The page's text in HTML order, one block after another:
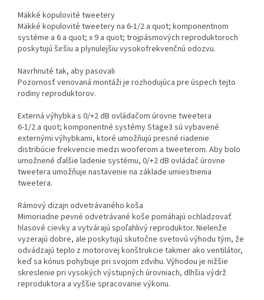
Mäkké kopulovité tweetery
Mäkké kopulovité tweetery na 6-1/2 a quot; komponentnom
systéme a 6 a quot; x 9 a quot; trojpásmových reproduktoroch
poskytujú širšiu a plynulejšiu vysokofrekvenčnú odozvu.
Navrhnuté tak, aby pasovali
Pozornosť venovaná montáži je rozhodujúca pre úspech tejto
rodiny reproduktorov.
Externá výhybka s 0/+2 dB ovládačom úrovne tweetera
6-1/2 a quot; komponentné systémy Stage3 sú vybavené
externými výhybkami, ktoré umožňujú presné riadenie
distribúcie frekvencie medzi wooferom a tweeterom. Aby bolo
umožnené ďalšie ladenie systému, 0/+2 dB ovládač úrovne
tweetera umožňuje nastavenie na základe umiestnenia
tweetera.
Rámový dizajn odvetrávaného koša
Mimoriadne pevné odvetrávané koše pomáhajú ochladzovať
hlasové cievky a vytvárajú spoľahlivý reproduktor. Nielenže
vyzerajú dobre, ale poskytujú skutočne svetovú výhodu tým, že
odvádzajú teplo z motorovej konštrukcie takmer ako ventilátor,
keď sa kónus pohybuje pri svojom zdvihu. Výhodou je nižšie
skreslenie pri vysokých výstupných úrovniach, dlhšia výdrž
reproduktora a vyššie spracovanie výkonu.